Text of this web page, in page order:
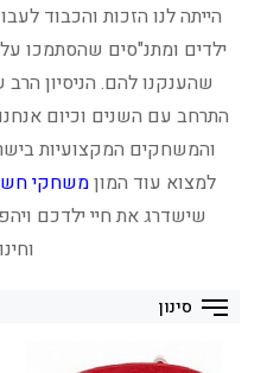
הייתה לנו הזכות והכבוד
ילדים ומתנ"סים שהסתמכו
שהענקנו להם. הניסיון
התרחב עם השנים וכיום
והמשחקים המקצועיות
למצוא עוד המוןמשחקי
שישדרג את חיי ילדכם
סינון